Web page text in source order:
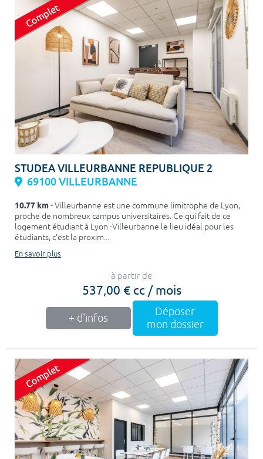
STUDEA VILLEURBANNE REPUBLIQUE 2
69100 VILLEURBANNE
10.77 km- Villeurbanne est une commune limitrophe de Lyon,
proche de nombreux campus universitaires. Ce qui fait de ce
logement étudiant à Lyon -Villeurbanne le lieu idéal pour les
étudiants, c'est la proxim...
En savoir plus
à partir de
537,00 € cc / mois
+ d'infos
Déposer
mon dossier